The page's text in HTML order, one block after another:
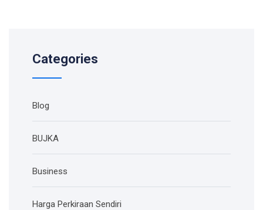
Categories
Blog
BUJKA
Business
Harga Perkiraan Sendiri